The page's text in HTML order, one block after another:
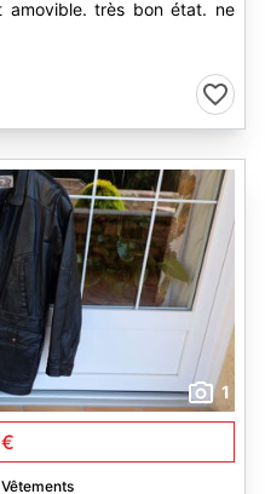
amovible. très bon état. ne
1
Vêtements